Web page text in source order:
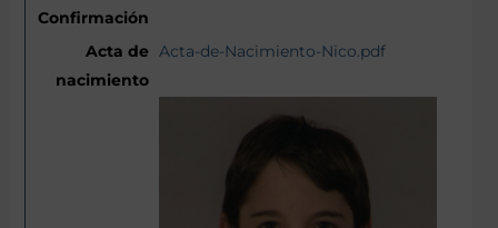
Acta-de-Nacimiento-Nico.pdf